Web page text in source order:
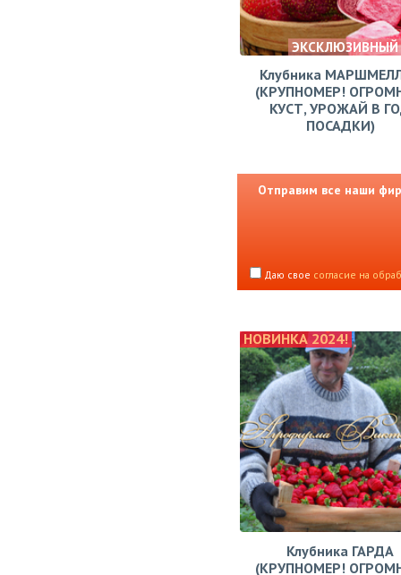
ЭКСКЛЮЗИВНЫЙ
Клубника
(КРУПНОМЕР!
КУСТ, УРОЖАЙ В
ПОСАДКИ)
Отправим все наши
Даю свое согласие на
НОВИНКА 2024!
Клубника ГАРДА
(КРУПНОМЕР!